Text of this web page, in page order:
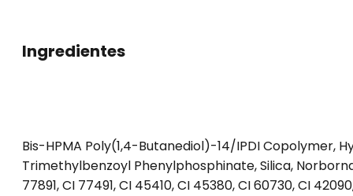
Ingredientes
Bis-HPMA Poly(1,4-Butanediol)-14/IPDI Copolymer,
Trimethylbenzoyl Phenylphosphinate, Silica,
77891, CI 77491, CI 45410, CI 45380, CI 60730, CI